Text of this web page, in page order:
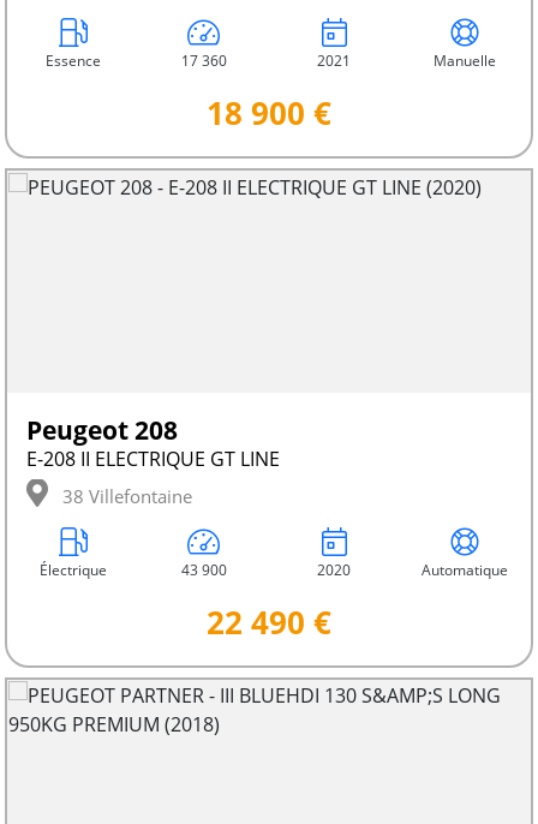
Essence 17 360 2021 Manuelle
18 900 €
Peugeot 208
E-208 II ELECTRIQUE GT LINE
38 Villefontaine
Électrique 43 900 2020 Automatique
22 490 €